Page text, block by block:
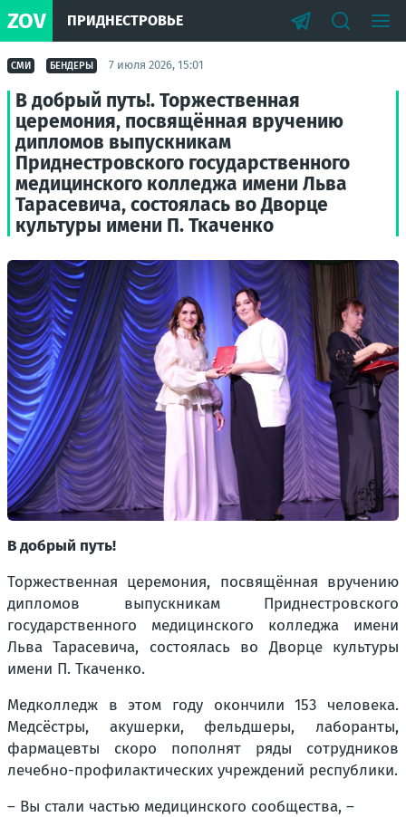
ZOV ПРИДНЕСТРОВЬЕ
СМИ БЕНДЕРЫ 7 июля 2026, 15:01
В добрый путь!. Торжественная
церемония, посвящённая вручению
дипломов выпускникам
Приднестровского государственного
медицинского колледжа имени Льва
Тарасевича, состоялась во Дворце
культуры имени П. Ткаченко
В добрый путь!
Торжественная церемония, посвящённая вручению
дипломов выпускникам Приднестровского
государственного медицинского колледжа имени
Льва Тарасевича, состоялась во Дворце культуры
имени П. Ткаченко.
Медколледж в этом году окончили 153 человека.
Медсёстры, акушерки, фельдшеры, лаборанты,
фармацевты скоро пополнят ряды сотрудников
лечебно-профилактических учреждений республики.
– Вы стали частью медицинского сообщества, –